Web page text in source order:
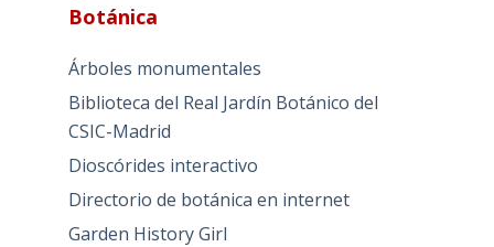
Botánica
Árboles monumentales
Biblioteca del Real Jardín Botánico del
CSIC-Madrid
Dioscórides interactivo
Directorio de botánica en internet
Garden History Girl